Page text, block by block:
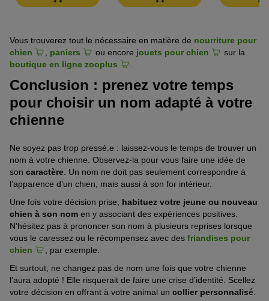
Vous trouverez tout le nécessaire en matière de nourriture pour
chien
, paniers ou encore jouets pour chien
sur la
boutique en ligne zooplus
.
Conclusion : prenez votre temps
pour choisir un nom adapté à votre
chienne
Ne soyez pas trop pressé.e : laissez-vous le temps de trouver un
nom à votre chienne. Observez-la pour vous faire une idée de
son caractère . Un nom ne doit pas seulement correspondre à
l’apparence d’un chien, mais aussi à son for intérieur.
Une fois votre décision prise, habituez votre jeune ou nouveau
chien à son nom en y associant des expériences positives.
N’hésitez pas à prononcer son nom à plusieurs reprises lorsque
vous le caressez ou le récompensez avec des friandises pour
chien
, par exemple.
Et surtout, ne changez pas de nom une fois que votre chienne
l’aura adopté ! Elle risquerait de faire une crise d’identité. Scellez
votre décision en offrant à votre animal un collier personnalisé